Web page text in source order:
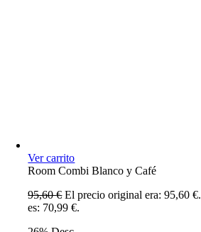
Ver carrito
Room Combi Blanco y Café
95,60€ El precio original era: 95,60 €.
es: 70,99 €.